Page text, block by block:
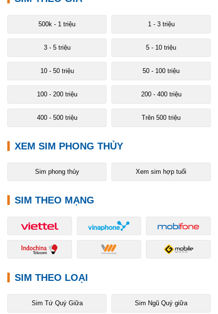
500k - 1 triệu 1 - 3 triệu
3 - 5 triệu 5 - 10 triệu
10 - 50 triệu 50 - 100 triệu
100 - 200 triệu 200 - 400 triệu
400 - 500 triệu Trên 500 triệu
XEM SIM PHONG THỦY
Sim phong thủy Xem sim hợp tuổi
SIM THEO MẠNG
SIM THEO LOẠI
Sim Tứ Quý Giữa Sim Ngũ Quý giữa